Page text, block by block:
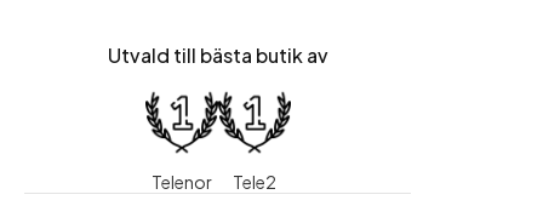
Utvald till bästa butik av
Telenor Tele2